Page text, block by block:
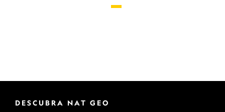
DESCUBRA NAT GEO